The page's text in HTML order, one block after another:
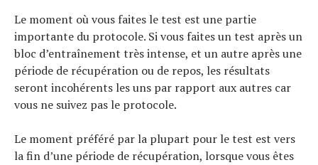
Le moment où vous faites le test est une partie
importante du protocole. Si vous faites un test après un
bloc d’entraînement très intense, et un autre après une
période de récupération ou de repos, les résultats
seront incohérents les uns par rapport aux autres car
vous ne suivez pas le protocole.
Le moment préféré par la plupart pour le test est vers
la fin d’une période de récupération, lorsque vous êtes